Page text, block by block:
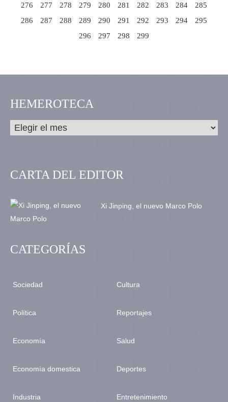
276
277 278 279 280 281 282 283 284
285
286
287 288 289 290 291 292 293 294
295
296
297 298 299
HEMEROTECA
CARTA DEL EDITOR
Xi Jinping, el nuevo Marco Polo
CATEGORÍAS
Sociedad
Política
Economía
Economía domestica
Industria
Cultura
Reportajes
Salud
Deportes
Entretenimiento